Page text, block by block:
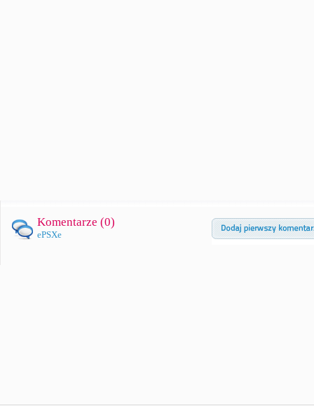
Komentarze (0)
ePSXe